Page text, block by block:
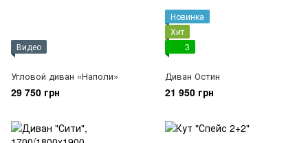
Видео
Угловой диван «Наполи»
29 750 грн
Новинка
Хит
3
Диван Остин
21 950 грн